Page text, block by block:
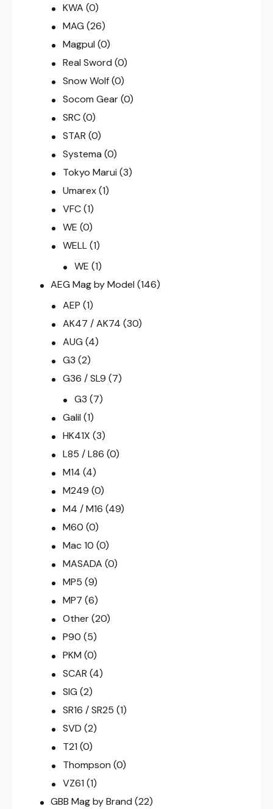
KWA (0)
MAG (26)
Magpul (0)
Real Sword (0)
Snow Wolf (0)
Socom Gear (0)
SRC (0)
STAR (0)
Systema (0)
Tokyo Marui (3)
Umarex (1)
VFC (1)
WE (0)
WELL (1)
WE (1)
AEG Mag by Model (146)
AEP (1)
AK47 / AK74 (30)
AUG (4)
G3 (2)
G36 / SL9 (7)
G3 (7)
Galil (1)
HK41X (3)
L85 / L86 (0)
M14 (4)
M249 (0)
M4 / M16 (49)
M60 (0)
Mac 10 (0)
MASADA (0)
MP5 (9)
MP7 (6)
Other (20)
P90 (5)
PKM (0)
SCAR (4)
SIG (2)
SR16 / SR25 (1)
SVD (2)
T21 (0)
Thompson (0)
VZ61 (1)
GBB Mag by Brand (22)